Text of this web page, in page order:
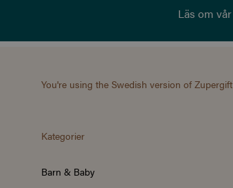
Läs om vår
You're using the Swedish version of Zupergift
Kategorier
Barn & Baby